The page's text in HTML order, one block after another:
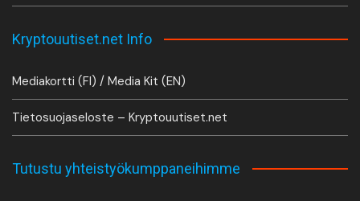
Kryptouutiset.net Info
Mediakortti (FI) / Media Kit (EN)
Tietosuojaseloste – Kryptouutiset.net
Tutustu yhteistyökumppaneihimme